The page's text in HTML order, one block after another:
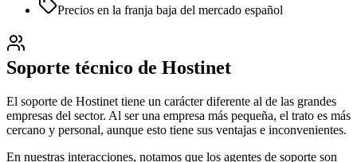
Precios en la franja baja del mercado español
Soporte técnico de Hostinet
El soporte de Hostinet tiene un carácter diferente al de las grandes
empresas del sector. Al ser una empresa más pequeña, el trato es más
cercano y personal, aunque esto tiene sus ventajas e inconvenientes.
En nuestras interacciones, notamos que los agentes de soporte son